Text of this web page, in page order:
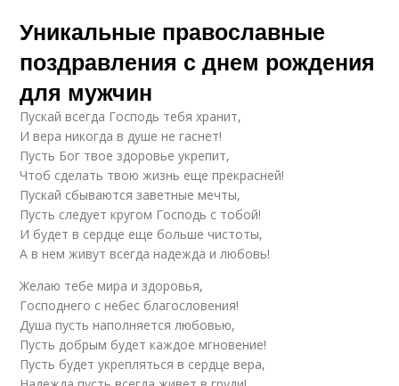
Уникальные православные
поздравления с днем рождения
для мужчин
Пускай всегда Господь тебя хранит,
И вера никогда в душе не гаснет!
Пусть Бог твое здоровье укрепит,
Чтоб сделать твою жизнь еще прекрасней!
Пускай сбываются заветные мечты,
Пусть следует кругом Господь с тобой!
И будет в сердце еще больше чистоты,
А в нем живут всегда надежда и любовь!
Желаю тебе мира и здоровья,
Господнего с небес благословения!
Душа пусть наполняется любовью,
Пусть добрым будет каждое мгновение!
Пусть будет укрепляться в сердце вера,